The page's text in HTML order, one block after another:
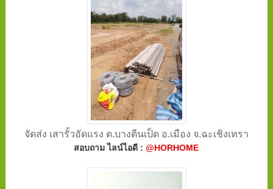
จัดส่ง เสารั้วอัดแรง ต.บางตีนเป็ด อ.เมือง จ.ฉะเชิงเทรา
สอบถาม ไลน์ไอดี :@HORHOME